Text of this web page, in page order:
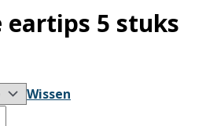
eartips 5 stuks
Wissen